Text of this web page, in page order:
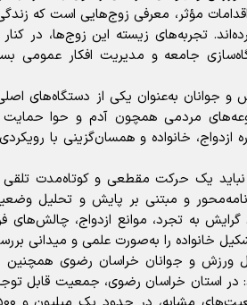
مؤثر، معرفی زوج‌هایی است که
تجربه‌های زیسته این زوج‌ها، در کنار
جامعه و مدیریت افکار عمومی
و جوانان به‌عنوان یکی از دستگاه‌های
مردمی همچون آدم و حوا
ازدواج، خانواده و همسان‌گزینی با
یک حرکت مقطعی و کوتاه‌مدت تلقی
و مبتنی بر پایش و تحلیل
به تجرد، موانع ازدواج، چالش‌های
خانواده را به‌صورت علمی و میدانی
ورزش و جوانان خراسان رضوی همچنین
در استان خراسان رضوی، جمعیت قابل